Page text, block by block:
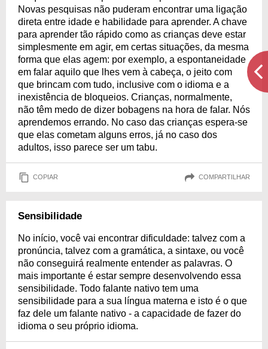
Novas pesquisas não puderam encontrar uma ligação
direta entre idade e habilidade para aprender. A chave
para aprender tão rápido como as crianças deve estar
simplesmente em agir, em certas situações, da mesma
forma que elas agem: por exemplo, a espontaneidade
em falar aquilo que lhes vem à cabeça, o jeito com
que brincam com tudo, inclusive com o idioma e a
inexistência de bloqueios. Crianças, normalmente,
não têm medo de dizer bobagens na hora de falar. Nós
aprendemos errando. No caso das crianças espera-se
que elas cometam alguns erros, já no caso dos
adultos, isso parece ser um tabu.
COPIAR COMPARTILHAR
Sensibilidade
No início, você vai encontrar dificuldade: talvez com a
pronúncia, talvez com a gramática, a sintaxe, ou você
não conseguirá realmente entender as palavras. O
mais importante é estar sempre desenvolvendo essa
sensibilidade. Todo falante nativo tem uma
sensibilidade para a sua língua materna e isto é o que
faz dele um falante nativo - a capacidade de fazer do
idioma o seu próprio idioma.